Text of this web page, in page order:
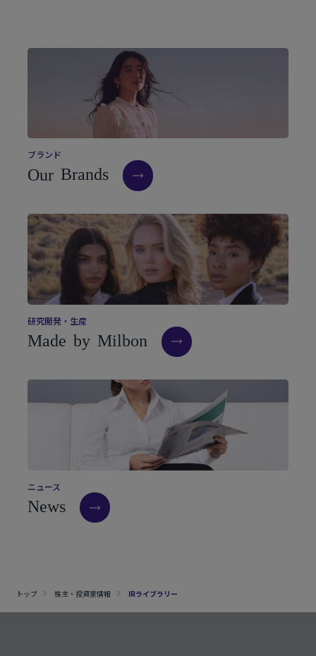
ブラン ド
Our Brands
研究開発・ 生産
Made by Milbon
ニ ュ ース
News
トップ 株主・投資家情報 IRライブラリー